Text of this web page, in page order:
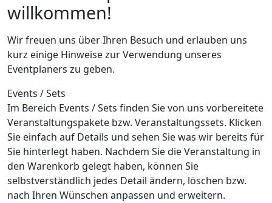
willkommen!
Wir freuen uns über Ihren Besuch und erlauben uns
kurz einige Hinweise zur Verwendung unseres
Eventplaners zu geben.
Events / Sets
Im Bereich Events / Sets finden Sie von uns vorbereitete
Veranstaltungspakete bzw. Veranstaltungssets. Klicken
Sie einfach auf Details und sehen Sie was wir bereits für
Sie hinterlegt haben. Nachdem Sie die Veranstaltung in
den Warenkorb gelegt haben, können Sie
selbstverständlich jedes Detail ändern, löschen bzw.
nach Ihren Wünschen anpassen und erweitern.